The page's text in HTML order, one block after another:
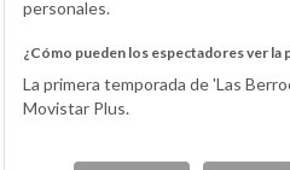
personales.
¿Cómo pueden los espectadores ver la
La primera temporada de 'Las
Movistar Plus.